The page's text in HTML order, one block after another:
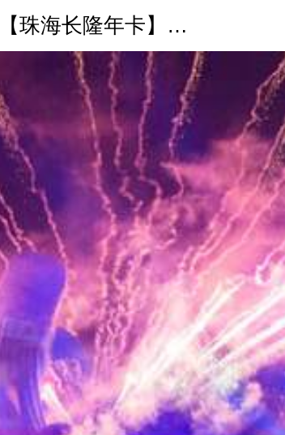
【珠海长隆年卡】海洋王国年卡电子票